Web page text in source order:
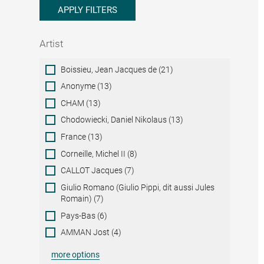
APPLY FILTERS
Artist
ArtistBoissieu, Jean Jacques de (21)
Anonyme (13)
CHAM (13)
Chodowiecki, Daniel Nikolaus (13)
France (13)
Corneille, Michel II (8)
CALLOT Jacques (7)
Giulio Romano (Giulio Pippi, dit aussi Jules
Romain) (7)
Pays-Bas (6)
AMMAN Jost (4)
more options